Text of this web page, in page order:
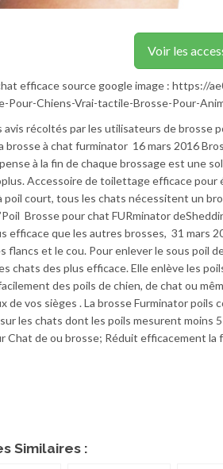
Voir les
efficace source google image : https://
Pour-Chiens-Vrai-tactile-Brosse-Pour-
avis récoltés par les utilisateurs de brosse
brosse à chat furminator 16 mars 2016
à la fin de chaque brossage est une
Accessoire de toilettage efficace
poil court, tous les chats nécessitent un
Brosse pour chat FURminator
efficace que les autres brosses, 31 mars
flancs et le cou. Pour enlever le sous poil
chats des plus efficace. Elle enlève les
des poils de chien, de chat ou
de vos sièges . La brosse Furminator
les chats dont les poils mesurent moins
Chat de ou brosse; Réduit efficacement la
Similaires :